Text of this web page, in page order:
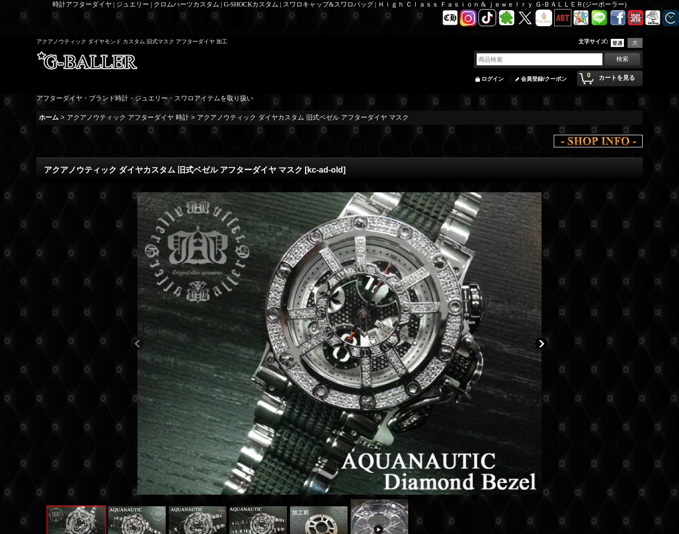
時計アフターダイヤ | ジュエリー | クロムハーツカスタム | G-SHOCKカスタム | スワロキャップ&スワロバッグ | Ｈｉｇｈ Ｃｌａｓｓ Ｆａｓｉｏｎ & ｊｅｗｅｌｒｙ Ｇ-ＢＡＬＬＥＲ(ジーボーラー)
アクアノウティック ダイヤモンド カスタム 旧式マスク アフターダイヤ 加工 文字サイズ:
0 カートを見る
ログイン 会員登録/クーポン
アフターダイヤ・ブランド時計・ジュエリー・スワロアイテムを取り扱い
ホーム > アクアノウティック アフターダイヤ 時計 > アクアノウティック ダイヤカスタム 旧式ベゼル アフターダイヤ マスク
アクアノウティック ダイヤカスタム 旧式ベゼル アフターダイヤ マスク [kc-ad-old]